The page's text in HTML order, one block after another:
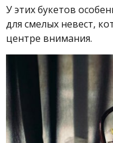
У этих букетов
для смелых невест,
центре внимания.